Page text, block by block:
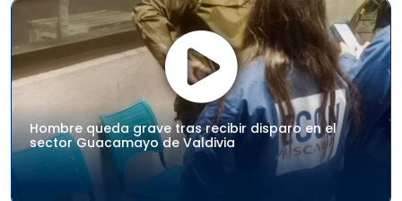
Hombre queda grave tras recibir disparo en el
sector Guacamayo de Valdivia